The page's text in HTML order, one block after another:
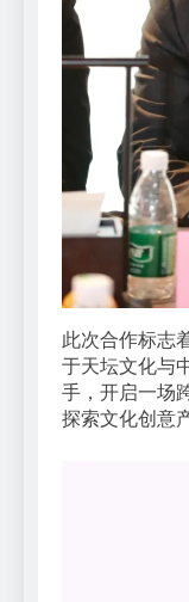
此次合作标志
于天坛文化与
手，开启一场
探索文化创意